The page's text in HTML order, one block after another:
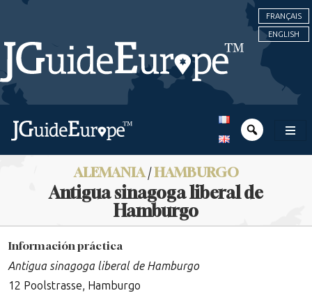
FRANÇAIS
ENGLISH
ALEMANIA/HAMBURGO
Antigua sinagoga liberal de
Hamburgo
Información práctica
Antigua sinagoga liberal de Hamburgo
12 Poolstrasse, Hamburgo